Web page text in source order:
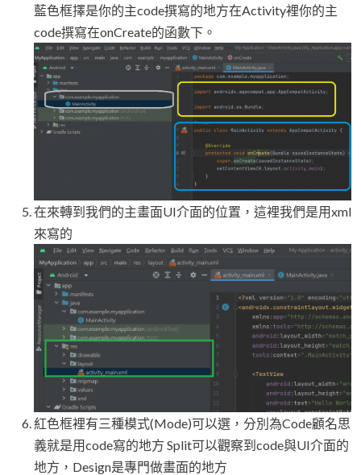
藍色框擇是你的主code撰寫的地方在Activity裡你的主
code撰寫在onCreate的函數下。
在來轉到我們的主畫面UI介面的位置，這裡我們是用xml
來寫的
紅色框裡有三種模式(Mode)可以選，分別為Code顧名思
義就是用code寫的地方 Split可以觀察到code與UI介面的
地方，Design是專門做畫面的地方